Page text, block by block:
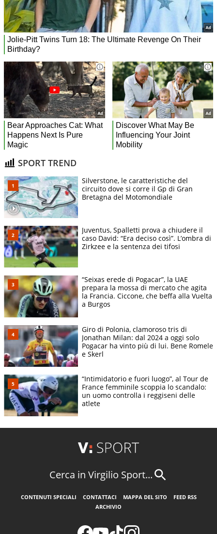
SPORT TREND
Silverstone, le caratteristiche del
circuito dove si corre il Gp di Gran
Bretagna del Motomondiale
Juventus, Spalletti prova a chiudere il
caso David: “Era deciso così”. L’ombra di
Zirkzee e la sentenza dei tifosi
“Seixas erede di Pogacar”, la UAE
prepara la mossa di mercato che agita
la Francia. Ciccone, che beffa alla Vuelta
a Burgos
Giro di Polonia, clamoroso tris di
Jonathan Milan: dal 2024 a oggi solo
Pogacar ha vinto più di lui. Bene Romele
e Skerl
“Intimidatorio e fuori luogo”, al Tour de
France femminile scoppia lo scandalo:
un uomo controlla i reggiseni delle
atlete
Cerca in Virgilio Sport...
CONTENUTI SPECIALI CONTATTACI MAPPA DEL SITO
FEED RSS
ARCHIVIO